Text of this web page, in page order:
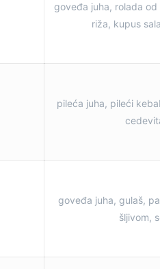
goveđa juha, rolada od
riža, kupus
pileća juha, pileći
goveđa juha, gulaš,
šljivom,